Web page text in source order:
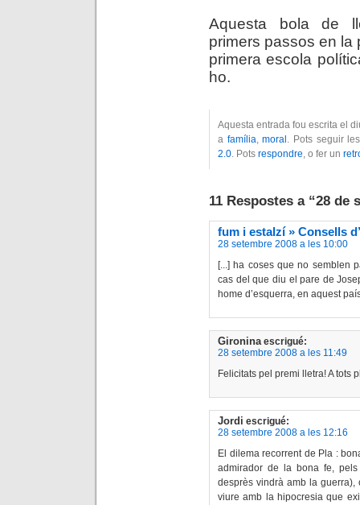
Aquesta bola de
primers passos en la
primera escola
ho.
Aquesta entrada fou escrita el
a família,moral . Pots seguir
2.0. Pots respondre, o fer un
11 Respostes a “28 de
fum i estalzí » Consells
28 setembre 2008 a les 10:00
[...] ha coses que no semblen
cas del que diu el pare de
home d’esquerra, en aquest
Gironina escrigué:
28 setembre 2008 a les 11:49
Felicitats pel premi lletra! A tots
Jordi escrigué:
28 setembre 2008 a les 12:16
El dilema recorrent de Pla :
admirador de la bona fe,
desprès vindrà amb la guerra),
viure amb la hipocresia que